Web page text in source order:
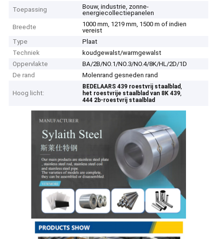
Toepassing
Bouw, industrie, zonne-
energiecollectiepanelen
Breedte
1000 mm, 1219 mm, 1500 m of indien
vereist
Type
Plaat
Techniek
koudgewalst/warmgewalst
Oppervlakte
BA/2B/NO.1/NO.3/NO.4/8K/HL/2D/1D
De rand
Molenrand gesneden rand
Hoog licht:
BEDELAARS 439 roestvrij staalblad,
het roestvrije staalblad van 8K 439,
444 2b-roestvrij staalblad